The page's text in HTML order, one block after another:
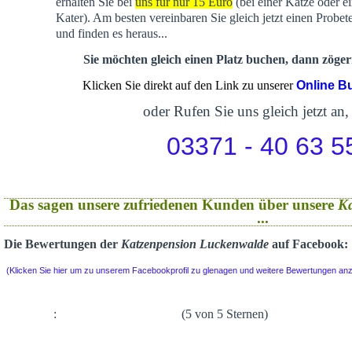
Kater). Am besten vereinbaren Sie gleich jetzt einen
und finden es heraus...
Sie möchten gleich einen Platz buchen, dann
Klicken Sie direkt auf den Link zu unsererOnline
oder Rufen Sie uns gleich jetzt an,
03371 - 40 63
Das sagen unsere zufriedenen Kunden über unsere
...
Die Bewertungen der Katzenpension Luckenwalde auf Facebook:
(Klicken Sie hier um zu unserem Facebookprofil zu glenagen und weitere Bewertungen
: (5 von 5 Sternen)